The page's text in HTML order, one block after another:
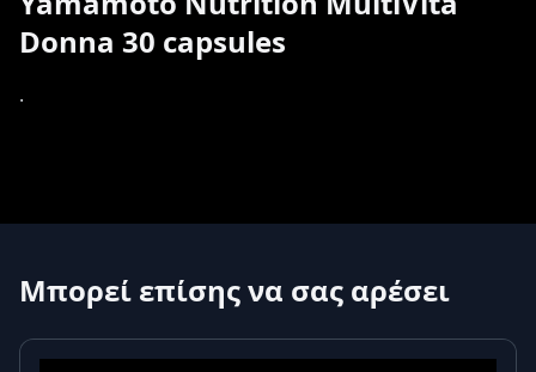
Donna 30 capsules
.
Μπορεί επίσης να σας αρέσει